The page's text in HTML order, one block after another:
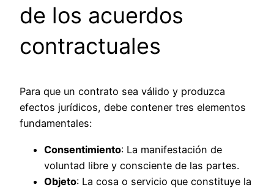
de los acuerdos
contractuales
Para que un contrato sea válido y produzca
efectos jurídicos, debe contener tres elementos
fundamentales:
Consentimiento: La manifestación de
voluntad libre y consciente de las partes.
Objeto: La cosa o servicio que constituye la